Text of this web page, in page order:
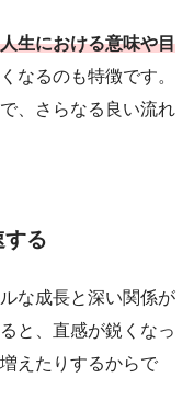
人生における意味や目
なるのも特徴です。
、さらなる良い流れ
する
な成長と深い関係が
と、直感が鋭くなっ
えたりするからで